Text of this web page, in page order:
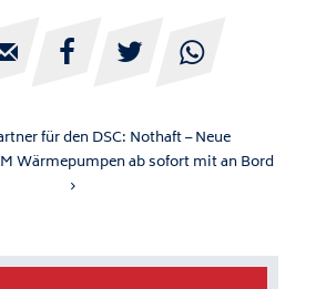
  
für den DSC: Nothaft – Neue
Wärmepumpen ab sofort mit an Bord